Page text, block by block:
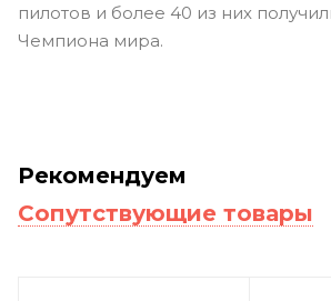
пилотов и более 40 из них
Чемпиона мира.
Рекомендуем
Сопутствующие товары